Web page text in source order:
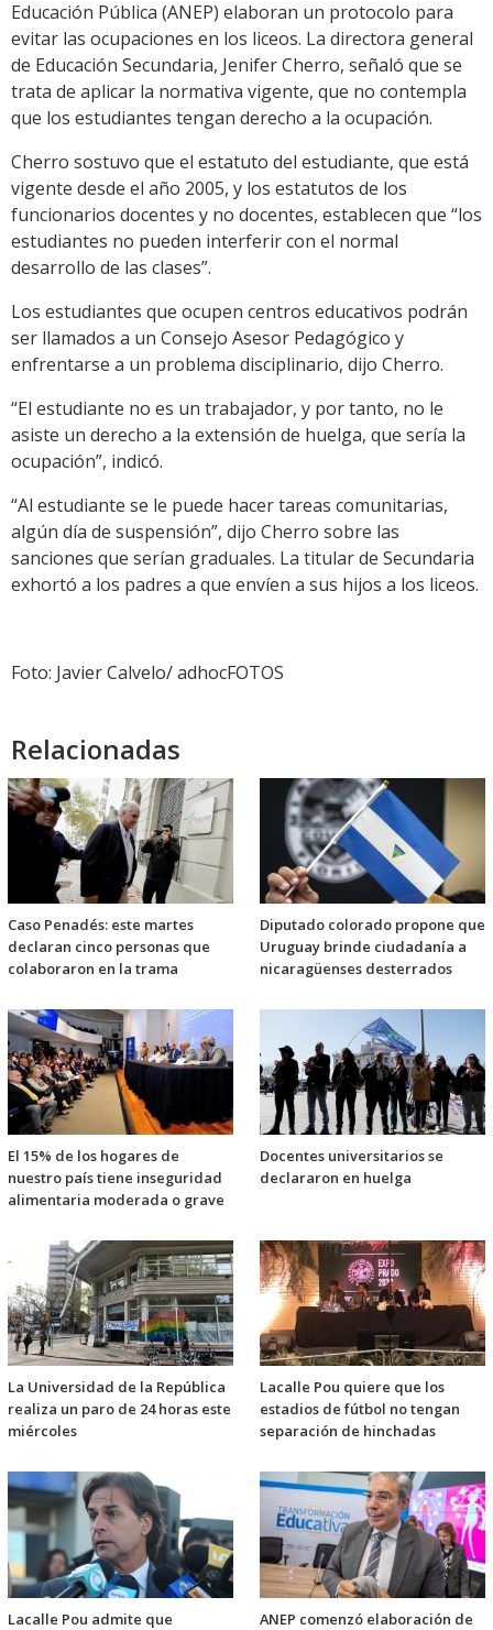
Educación Pública (ANEP) elaboran un protocolo para
evitar las ocupaciones en los liceos. La directora general
de Educación Secundaria, Jenifer Cherro, señaló que se
trata de aplicar la normativa vigente, que no contempla
que los estudiantes tengan derecho a la ocupación.
Cherro sostuvo que el estatuto del estudiante, que está
vigente desde el año 2005, y los estatutos de los
funcionarios docentes y no docentes, establecen que “los
estudiantes no pueden interferir con el normal
desarrollo de las clases”.
Los estudiantes que ocupen centros educativos podrán
ser llamados a un Consejo Asesor Pedagógico y
enfrentarse a un problema disciplinario, dijo Cherro.
“El estudiante no es un trabajador, y por tanto, no le
asiste un derecho a la extensión de huelga, que sería la
ocupación”, indicó.
“Al estudiante se le puede hacer tareas comunitarias,
algún día de suspensión”, dijo Cherro sobre las
sanciones que serían graduales. La titular de Secundaria
exhortó a los padres a que envíen a sus hijos a los liceos.
Foto: Javier Calvelo/ adhocFOTOS
Relacionadas
Caso Penadés: este martes
declaran cinco personas que
colaboraron en la trama
Diputado colorado propone que
Uruguay brinde ciudadanía a
nicaragüenses desterrados
El 15% de los hogares de
nuestro país tiene inseguridad
alimentaria moderada o grave
Docentes universitarios se
declararon en huelga
La Universidad de la República
realiza un paro de 24 horas este
miércoles
Lacalle Pou quiere que los
estadios de fútbol no tengan
separación de hinchadas
Lacalle Pou admite que ANEP comenzó elaboración de